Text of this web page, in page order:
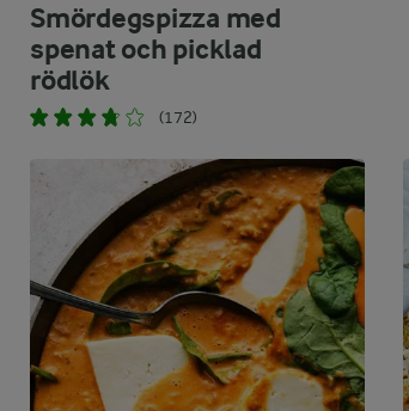
Smördegspizza med
spenat och picklad
rödlök
(172)